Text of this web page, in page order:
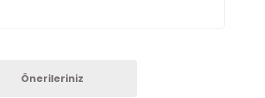
Önerileriniz